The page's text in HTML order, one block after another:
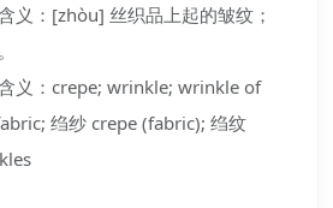
义：[zhòu] 丝织品上起的皱纹；
义：crepe; wrinkle; wrinkle of
绉纱 crepe (fabric); 绉纹